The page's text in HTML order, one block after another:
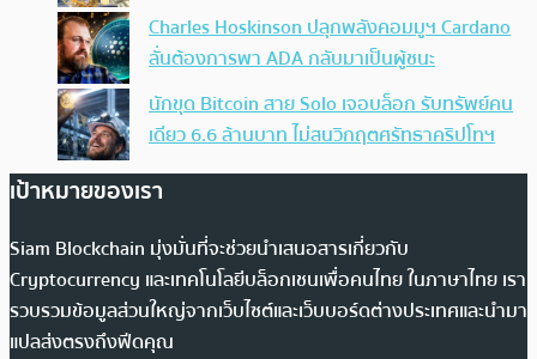
Charles Hoskinson ปลุกพลังคอมมูฯ Cardano
ลั่นต้องการพา ADA กลับมาเป็นผู้ชนะ
นักขุด Bitcoin สาย Solo เจอบล็อก รับทรัพย์คน
เดียว 6.6 ล้านบาท ไม่สนวิกฤตศรัทธาคริปโทฯ
เป้าหมายของเรา
Siam Blockchain มุ่งมั่นที่จะช่วยนำเสนอสารเกี่ยวกับ
Cryptocurrency และเทคโนโลยีบล็อกเชนเพื่อคนไทย ในภาษาไทย เรา
รวบรวมข้อมูลส่วนใหญ่จากเว็บไซต์และเว็บบอร์ดต่างประเทศและนำมา
แปลส่งตรงถึงฟีดคุณ